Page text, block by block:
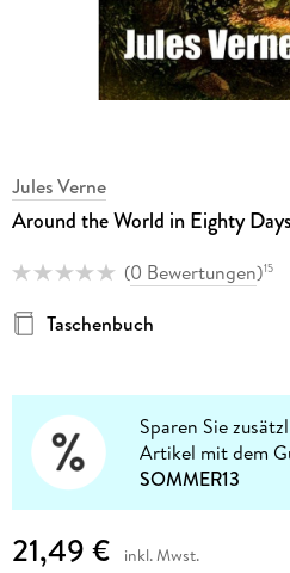
Jules Verne
Around the World in Eighty Days
(0 Bewertungen)15
Taschenbuch
Sparen Sie
Artikel mit dem
SOMMER13
21,49 € inkl. Mwst.